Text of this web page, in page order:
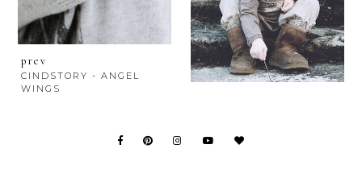
prev
CINDSTORY - ANGEL
WINGS